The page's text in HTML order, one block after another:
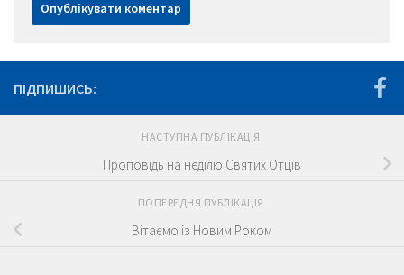
ПІДПИШИСЬ:
НАСТУПНА ПУБЛІКАЦІЯ
Проповідь на неділю Святих Отців
ПОПЕРЕДНЯ ПУБЛІКАЦІЯ
Вітаємо із Новим Роком